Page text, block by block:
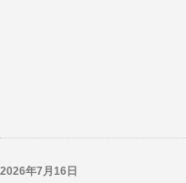
2026年7月16日